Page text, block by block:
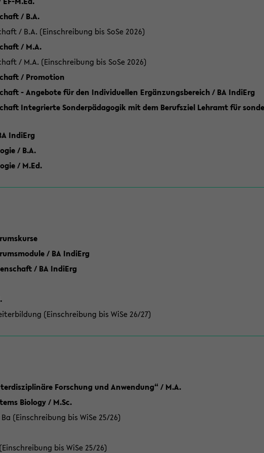
/ B.A.
/ B.A. (Einschreibung bis SoSe 2026)
/ M.A.
/ M.A. (Einschreibung bis SoSe 2026)
/ Promotion
- Angebote für den Individuellen Ergänzungsbereich / BA IndiErg
Integrierte Sonderpädagogik mit dem Berufsziel Lehramt für
IndiErg
/ B.A.
/ M.Ed.
/ BA IndiErg
/ BA IndiErg
(Einschreibung bis WiSe 26/27)
Forschung und Anwendung“ / M.A.
Biology / M.Sc.
(Einschreibung bis WiSe 25/26)
bis WiSe 25/26)